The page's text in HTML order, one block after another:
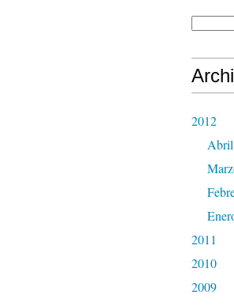
2012
Abril
2011
2010
2009